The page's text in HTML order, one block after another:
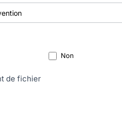
Non
de fichier